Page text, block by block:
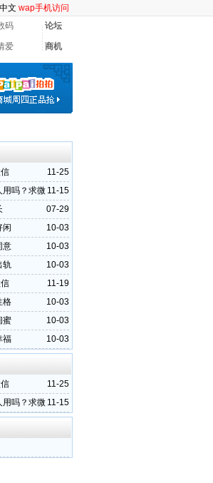
文 wap手机访问
码 论坛
爱 商机
11-25
11-15
用吗？求微
07-29
10-03
闲
10-03
意
10-03
轨
11-19
10-03
格
10-03
蜜
10-03
福
11-25
11-15
用吗？求微